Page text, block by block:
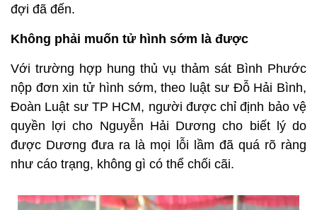
đợi đã đến.
Không phải muốn tử hình sớm là được
Với trường hợp hung thủ vụ thảm sát Bình Phước
nộp đơn xin tử hình sớm, theo luật sư Đỗ Hải Bình,
Đoàn Luật sư TP HCM, người được chỉ định bảo vệ
quyền lợi cho Nguyễn Hải Dương cho biết lý do
được Dương đưa ra là mọi lỗi lầm đã quá rõ ràng
như cáo trạng, không gì có thể chối cãi.